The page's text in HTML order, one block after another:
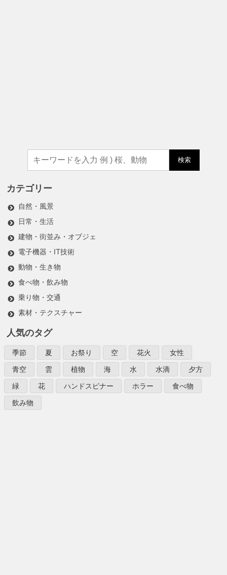
検索
カテゴリー
自然・風景
日常・生活
建物・街並み・オブジェ
電子機器・IT技術
動物・生き物
食べ物・飲み物
乗り物・交通
素材・テクスチャー
人気のタグ
季節 夏 お祭り 空 花火
女性
青空
雲 植物 海 水 水滴
夕方
緑
花 ハンドスピナー ホラー
食べ物
飲み物